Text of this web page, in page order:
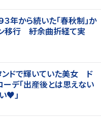
年から続いた「春秋制」か
移行 紆余曲折経て実
ンドで輝いていた美女 ド
デ「出産後とは思えない
♥」